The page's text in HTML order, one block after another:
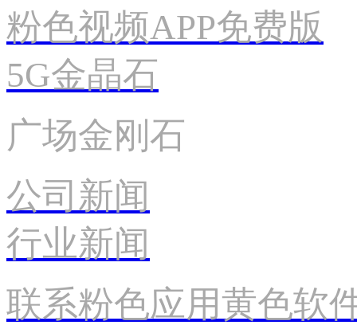
粉色视频APP免费版
5G金晶石
广场金刚石
公司新闻
行业新闻
联系粉色应用黄色软